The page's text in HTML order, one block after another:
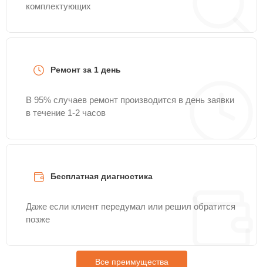
комплектующих
Ремонт за 1 день
В 95% случаев ремонт производится в день заявки
в течение 1-2 часов
Бесплатная диагностика
Даже если клиент передумал или решил обратится
позже
Все преимущества